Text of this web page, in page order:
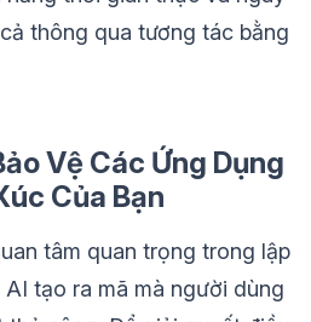
thông qua tương tác bằng
Vệ Các Ứng Dụng
Của Bạn
tâm quan trọng trong lập
tạo ra mã mà người dùng